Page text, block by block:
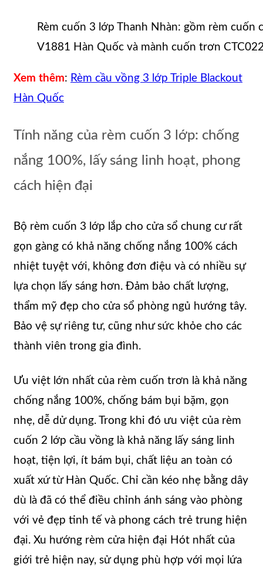
Rèm cuốn 3 lớp Thanh Nhàn: gồm rèm cuốn
V1881 Hàn Quốc và mành cuốn trơn
Xem thêm: Rèm cầu vồng 3 lớp Triple Blackout
Hàn Quốc
Tính năng của rèm cuốn 3 lớp: chống
nắng 100%, lấy sáng linh hoạt, phong
cách hiện đại
Bộ rèm cuốn 3 lớp lắp cho cửa sổ chung cư rất
gọn gàng có khả năng chống nắng 100% cách
nhiệt tuyệt với, không đơn điệu và có nhiều sự
lựa chọn lấy sáng hơn. Đảm bảo chất lượng,
thẩm mỹ đẹp cho cửa sổ phòng ngủ hướng tây.
Bảo vệ sự riêng tư, cũng như sức khỏe cho các
thành viên trong gia đình.
Ưu việt lớn nhất của rèm cuốn trơn là khả năng
chống nắng 100%, chống bám bụi bặm, gọn
nhẹ, dễ dử dụng. Trong khi đó ưu việt của rèm
cuốn 2 lớp cầu vồng là khả năng lấy sáng linh
hoạt, tiện lợi, ít bám bụi, chất liệu an toàn có
xuất xứ từ Hàn Quốc. Chỉ cần kéo nhẹ bằng dây
dù là đã có thể điều chỉnh ánh sáng vào phòng
với vẻ đẹp tinh tế và phong cách trẻ trung hiện
đại. Xu hướng rèm cửa hiện đại Hót nhất của
giới trẻ hiện nay, sử dụng phù hợp với mọi lứa